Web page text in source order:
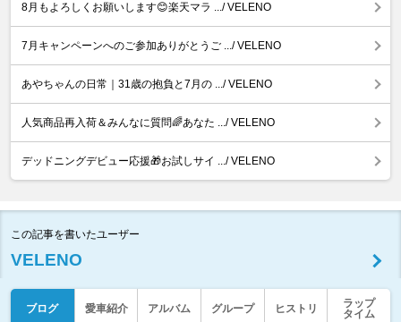
8月もよろしくお願いします😊楽天マラ .../ VELENO
7月キャンペーンへのご参加ありがとうご .../ VELENO
あやちゃんの日常｜31歳の抱負と7月の .../ VELENO
人気商品再入荷＆みんなに質問🌈あなた .../ VELENO
デッドニングデビュー応援🎁お試しサイ .../ VELENO
この記事を書いたユーザー
VELENO
ブログ 愛車紹介 アルバム グループ ヒストリ
ラップ
タイム